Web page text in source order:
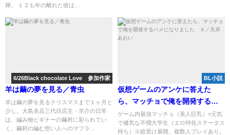
輝。 １２も年の離れた彼は...
6/26Black chocolate Love 参加作家
羊は繭の夢を見る／青虫
羊は繭の夢を見るクリスマスまで１ヶ月と
少し。大島糸店三代目店主・羊介の日常
は、編み物ビギナーの繭村に彩られてい
く。繭村の編む想い人へのマフラ...
BL小説
仮想ゲームのアンケに答えた
ら、マッチョで俺を開発するハ
メになりました ４／天岸あお
い
ゲーム内最強マッチョ（美人巨乳）×元気
で健気な不憫大学生（エロ特化ステータス
持ち）※総受け展開、複数人プレイあり。